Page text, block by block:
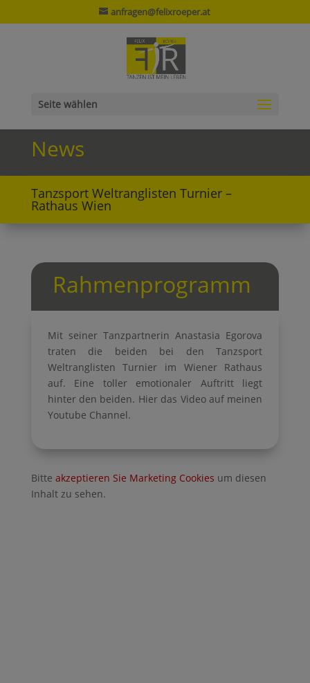
anfragen@felixroeper.at
Seite wählen
News
Tanzsport Weltranglisten Turnier –
Rathaus Wien
Rahmenprogramm
Mit seiner Tanzpartnerin Anastasia Egorova
traten die beiden bei den Tanzsport
Weltranglisten Turnier im Wiener Rathaus
auf. Eine toller emotionaler Auftritt liegt
hinter den beiden. Hier das Video auf meinen
Youtube Channel.
Bitte akzeptieren Sie Marketing Cookies um diesen
Inhalt zu sehen.